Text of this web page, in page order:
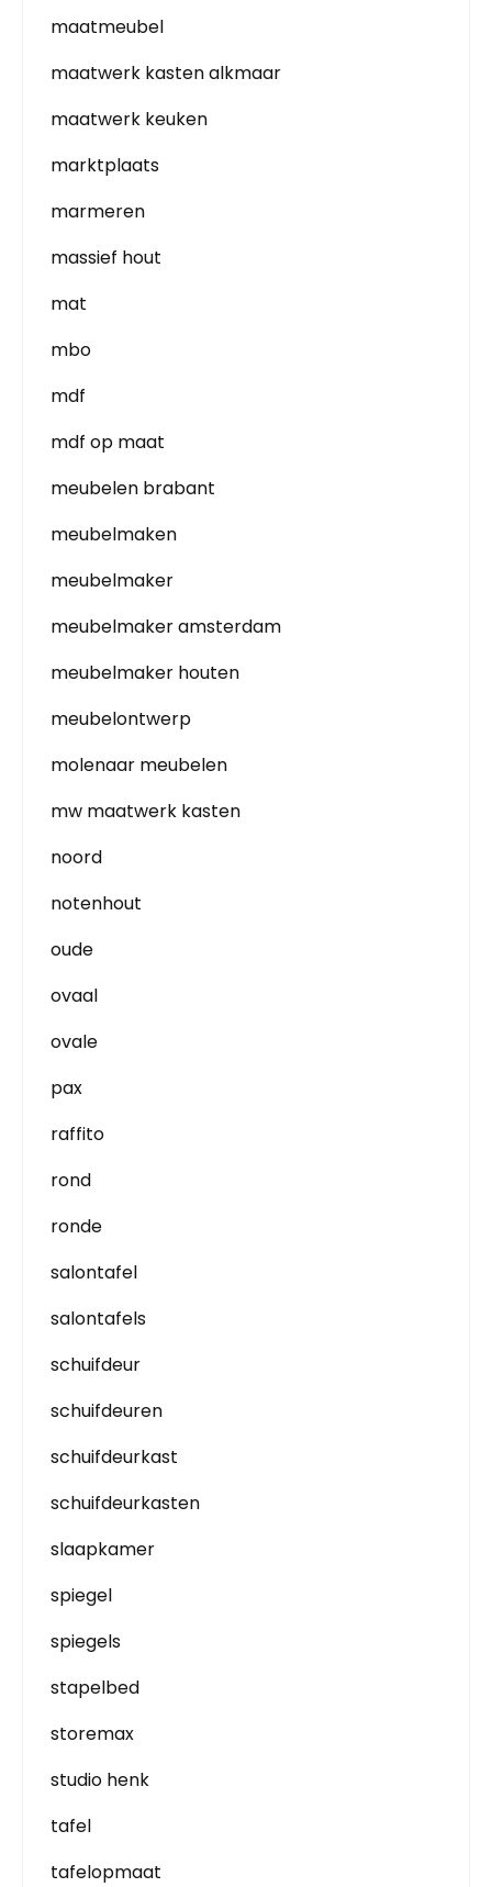
maatmeubel
maatwerk kasten alkmaar
maatwerk keuken
marktplaats
marmeren
massief hout
mat
mbo
mdf
mdf op maat
meubelen brabant
meubelmaken
meubelmaker
meubelmaker amsterdam
meubelmaker houten
meubelontwerp
molenaar meubelen
mw maatwerk kasten
noord
notenhout
oude
ovaal
ovale
pax
raffito
rond
ronde
salontafel
salontafels
schuifdeur
schuifdeuren
schuifdeurkast
schuifdeurkasten
slaapkamer
spiegel
spiegels
stapelbed
storemax
studio henk
tafel
tafelopmaat